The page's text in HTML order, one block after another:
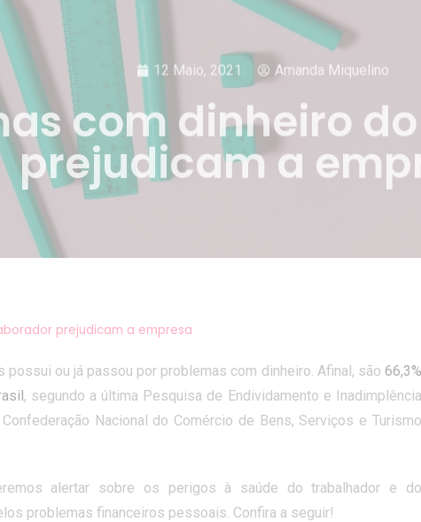
12 Maio, 2021 Amanda Miquelino
com dinheiro
prejudicam a
prejudicam a empresa
ou já passou por problemas com dinheiro. Afinal, são 66,3%
, segundo a última Pesquisa de Endividamento e Inadimplência
Nacional do Comércio de Bens, Serviços e Turismo
alertar sobre os perigos à saúde do trabalhador e do
problemas financeiros pessoais. Confira a seguir!